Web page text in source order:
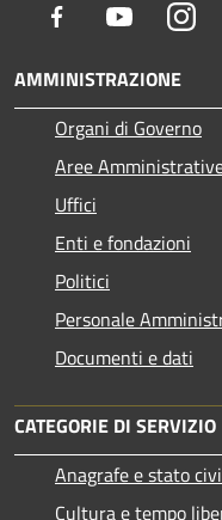
Facebook Youtube
AMMINISTRAZIONE
Organi di Governo
Aree
Uffici
Enti e fondazioni
Politici
Personale
Documenti e dati
CATEGORIE DI SERVIZIO
Anagrafe e stato
Cultura e tempo